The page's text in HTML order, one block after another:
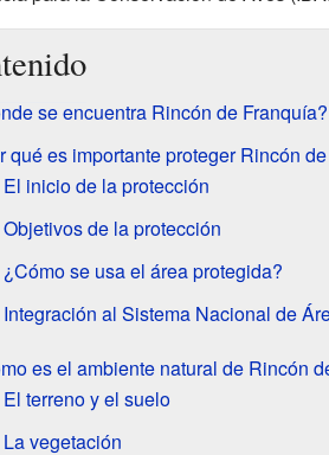
se encuentra Rincón de Franquía?
qué es importante proteger Rincón
El inicio de la protección
Objetivos de la protección
¿Cómo se usa el área protegida?
Integración al Sistema Nacional de
es el ambiente natural de Rincón
El terreno y el suelo
La vegetación